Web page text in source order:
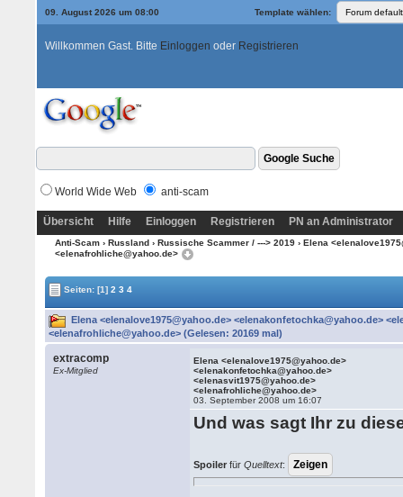
09. August 2026 um 08:00 Template wählen:
Willkommen Gast. Bitte Einloggen oder Registrieren
World Wide Web anti-scam
Übersicht Hilfe Einloggen Registrieren PN an Administrator
Anti-Scam› Russland› Russische Scammer / ---> 2019› Elena
<elenafrohliche@yahoo.de>
Seiten:[1] 2 3 4
Elena <elenalove1975@yahoo.de> <elenakonfetochka@yahoo.de>
<elenafrohliche@yahoo.de> (Gelesen: 20169 mal)
extracomp
Ex-Mitglied
Elena <elenalove1975@yahoo.de>
<elenakonfetochka@yahoo.de>
<elenasvit1975@yahoo.de>
<elenafrohliche@yahoo.de>
03. September 2008 um 16:07
Und was sagt Ihr zu
Spoiler fürQuelltext: